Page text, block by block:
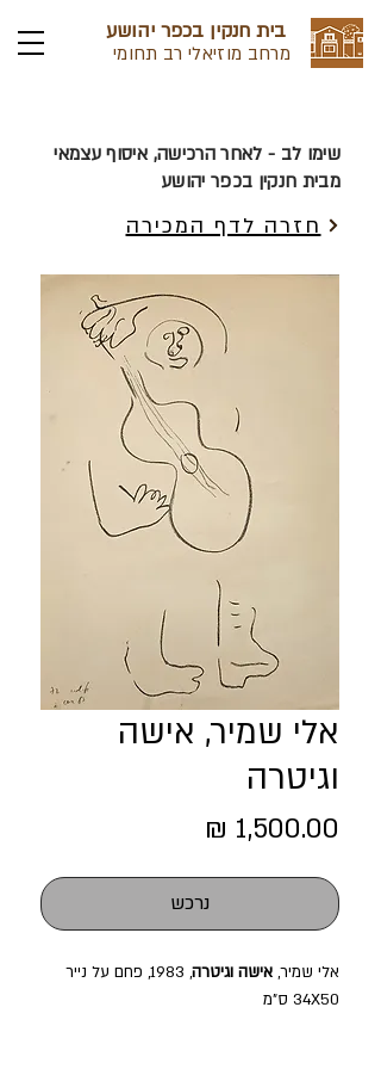
בית חנקין בכפר יהושע
מרחב מוזיאלי רב תחומי
שימו לב - לאחר הרכישה, איסוף עצמאי
מבית חנקין בכפר יהושע
חזרה לדף המכירה
אלי שמיר, אישה
וגיטרה
נרכש
אלי שמיר, אישה וגיטרה, 1983, פחם על נייר
34X50 ס"מ